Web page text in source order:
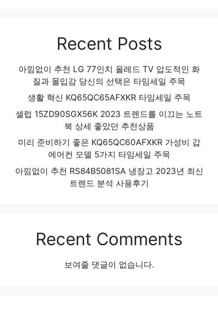
Recent Posts
아낌없이 추천 LG 77인치 올레드 TV 압도적인 화
질과 몰입감 당신의 선택은 타임세일 주목
생활 혁신 KQ65QC65AFXKR 타임세일 주목
셀럽 15ZD90SGX56K 2023 트렌드를 이끄는 노트
북 상세 좋았던 추천상품
미리 준비하기 좋은 KQ65QC60AFXKR 가성비 갑
에어컨 모델 5가지 타임세일 주목
아낌없이 추천 RS84B5081SA 냉장고 2023년 최신
트렌드 분석 사용후기
Recent Comments
보여줄 댓글이 없습니다.